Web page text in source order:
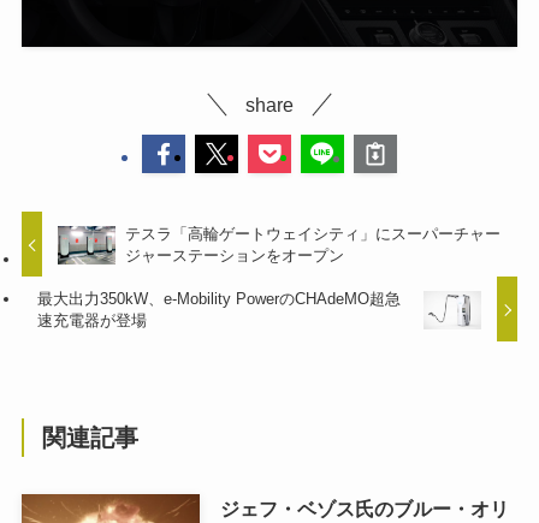
share
テスラ「高輪ゲートウェイシティ」にスーパーチャー
ジャーステーションをオープン
最大出力350kW、e-Mobility PowerのCHAdeMO超急
速充電器が登場
関連記事
ジェフ・ベゾス氏のブルー・オリ